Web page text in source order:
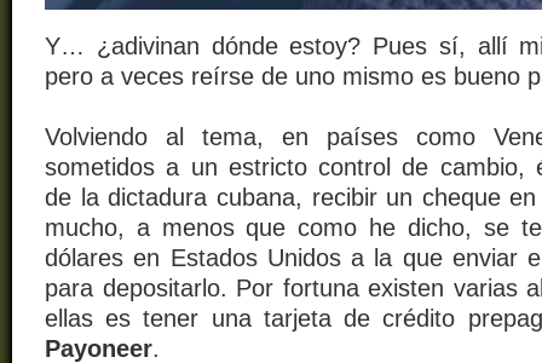
Y… ¿adivinan dónde estoy? Pues sí, allí
pero a veces reírse de uno mismo es bueno
Volviendo al tema, en países como
sometidos a un estricto control de cambio,
de la dictadura cubana, recibir un cheque
mucho, a menos que como he dicho, se
dólares en Estados Unidos a la que enviar
para depositarlo. Por fortuna existen varias
ellas es tener una tarjeta de crédito
Payoneer.